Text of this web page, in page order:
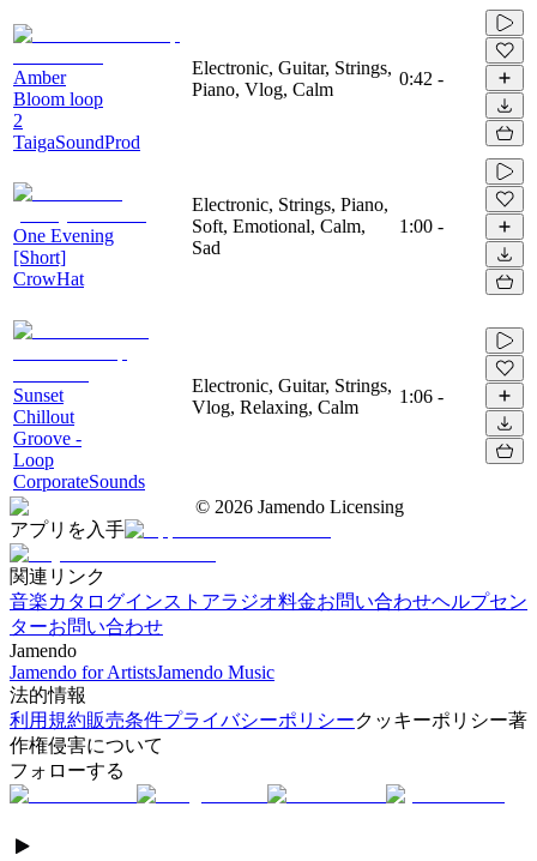
Amber
Bloom loop
2
TaigaSoundProd
Electronic, Guitar, Strings,
Piano, Vlog, Calm
0:42 -
One Evening
[Short]
CrowHat
Electronic, Strings, Piano,
Soft, Emotional, Calm,
Sad
1:00 -
Sunset
Chillout
Groove -
Loop
CorporateSounds
Electronic, Guitar, Strings,
Vlog, Relaxing, Calm
1:06 -
© 2026 Jamendo Licensing
アプリを入手
関連リンク
音楽カタログインストアラジオ料金お問い合わせヘルプセン
ターお問い合わせ
Jamendo
Jamendo for ArtistsJamendo Music
法的情報
利用規約販売条件プライバシーポリシークッキーポリシー著
作権侵害について
フォローする